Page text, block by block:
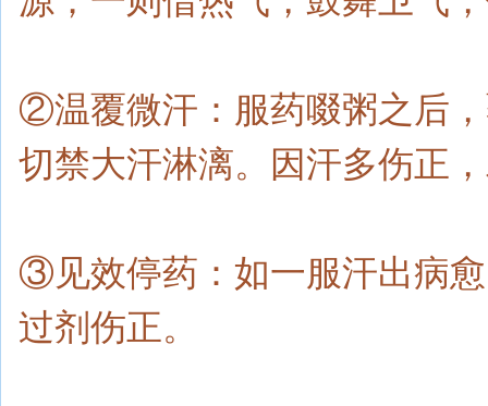
②温覆微汗：服药啜粥之后
切禁大汗淋漓。因汗多伤正
③见效停药：如一服汗出病
过剂伤正。